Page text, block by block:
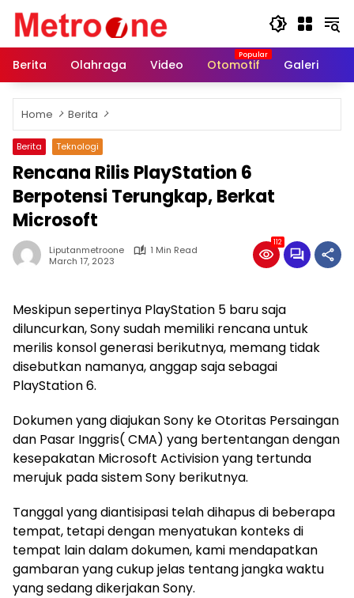
content
Berita
Olahraga Video Otomotif Galeri
Home Berita
Berita Teknologi
Rencana Rilis PlayStation 6
Berpotensi Terungkap, Berkat
Microsoft
Liputanmetroone
1 Min Read
March 17, 2023
112
Meskipun sepertinya PlayStation 5 baru saja
diluncurkan, Sony sudah memiliki rencana untuk
merilis konsol generasi berikutnya, memang tidak
disebutkan namanya, anggap saja sebagai
PlayStation 6.
Dokumen yang diajukan Sony ke Otoritas Persaingan
dan Pasar Inggris( CMA) yang bertentangan dengan
kesepakatan Microsoft Activision yang tertunda
merujuk pada sistem Sony berikutnya.
Tanggal yang diantisipasi telah dihapus di beberapa
tempat, tetapi dengan menyatukan konteks di
tempat lain dalam dokumen, kami mendapatkan
gambaran yang cukup jelas tentang jangka waktu
yang sedang dikerjakan Sony.